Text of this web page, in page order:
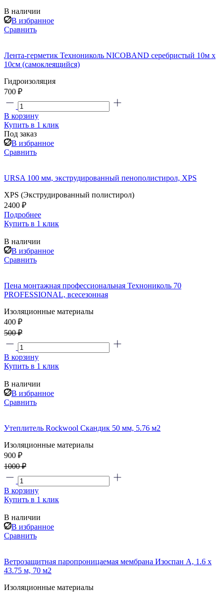
В наличии
В избранное
Сравнить
Лента-герметик Технониколь NICOBAND серебристый 10м х
10см (самоклеящийся)
Гидроизоляция
700 ₽
В корзину
Купить в 1 клик
Под заказ
В избранное
Сравнить
URSA 100 мм, экструдированный пенополистирол, XPS
XPS (Экструдированный полистирол)
2400 ₽
Подробнее
Купить в 1 клик
В наличии
В избранное
Сравнить
Пена монтажная профессиональная Технониколь 70
PROFESSIONAL, всесезонная
Изоляционные материалы
400 ₽
500 ₽
В корзину
Купить в 1 клик
В наличии
В избранное
Сравнить
Утеплитель Rockwool Скандик 50 мм, 5.76 м2
Изоляционные материалы
900 ₽
1000 ₽
В корзину
Купить в 1 клик
В наличии
В избранное
Сравнить
Ветрозащитная паропроницаемая мембрана Изоспан А, 1.6 х
43.75 м, 70 м2
Изоляционные материалы